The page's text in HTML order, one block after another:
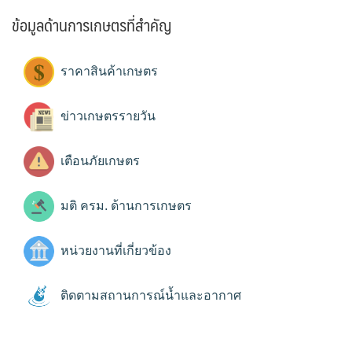
ข้อมูลด้านการเกษตรที่สำคัญ
ราคาสินค้าเกษตร
ข่าวเกษตรรายวัน
เตือนภัยเกษตร
มติ ครม. ด้านการเกษตร
หน่วยงานที่เกี่ยวข้อง
ติดตามสถานการณ์น้ำและอากาศ